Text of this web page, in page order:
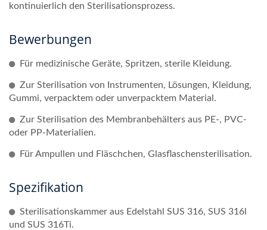
kontinuierlich den Sterilisationsprozess.
Bewerbungen
Für medizinische Geräte, Spritzen, sterile Kleidung.
Zur Sterilisation von Instrumenten, Lösungen, Kleidung,
Gummi, verpacktem oder unverpacktem Material.
Zur Sterilisation des Membranbehälters aus PE-, PVC-
oder PP-Materialien.
Für Ampullen und Fläschchen, Glasflaschensterilisation.
Spezifikation
Sterilisationskammer aus Edelstahl SUS 316, SUS 316l
und SUS 316Ti.